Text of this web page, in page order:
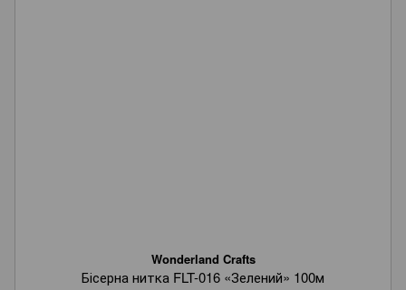
Wonderland Crafts
Бісерна нитка FLT-016 «Зелений» 100м